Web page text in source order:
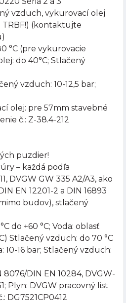
vzduch, vykurovací olej
TRBF!) (kontaktujte
°C (pre vykurovacie
do 40°C; Stlačený
vzduch: 10-12,5 bar;
olej: pre 57mm stavebné
č.: Z-38.4-212
puzdier!
– každá podľa
DVGW GW 335 A2/A3, ako
EN 12201-2 a DIN 16893
budov), stlačený
do +60 °C; Voda: oblasť
Stlačený vzduch: do 70 °C
10-16 bar; Stlačený vzduch:
8076/DIN EN 10284, DVGW-
Plyn: DVGW pracovný list
DG7521CP0412